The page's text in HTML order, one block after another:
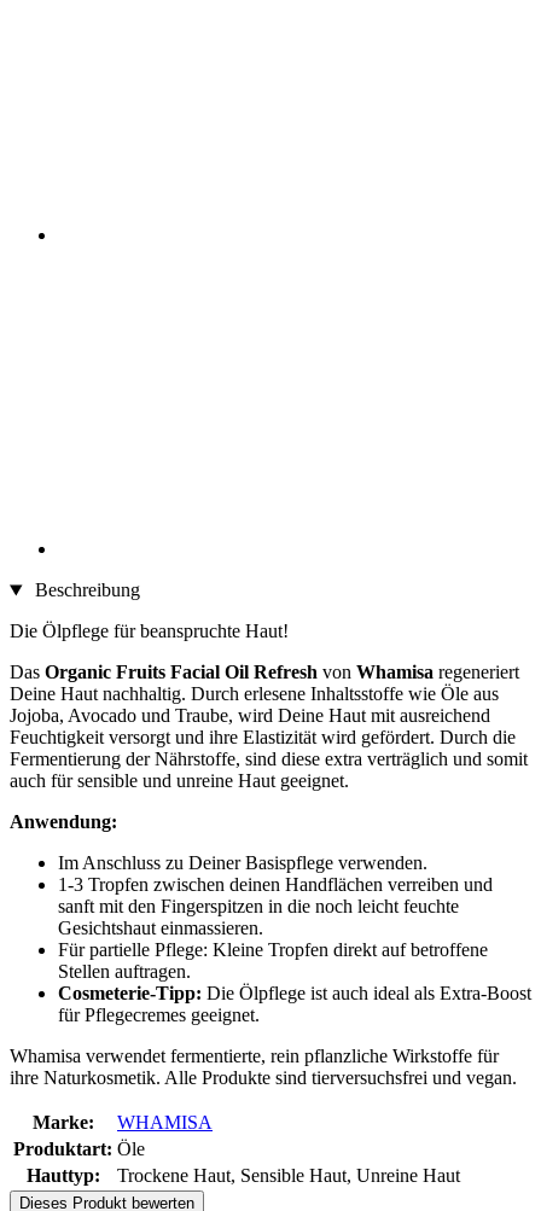
Beschreibung
Die Ölpflege für beanspruchte Haut!
Das Organic Fruits Facial Oil Refresh von Whamisa regeneriert
Deine Haut nachhaltig. Durch erlesene Inhaltsstoffe wie Öle aus
Jojoba, Avocado und Traube, wird Deine Haut mit ausreichend
Feuchtigkeit versorgt und ihre Elastizität wird gefördert. Durch die
Fermentierung der Nährstoffe, sind diese extra verträglich und somit
auch für sensible und unreine Haut geeignet.
Anwendung:
Im Anschluss zu Deiner Basispflege verwenden.
1-3 Tropfen zwischen deinen Handflächen verreiben und
sanft mit den Fingerspitzen in die noch leicht feuchte
Gesichtshaut einmassieren.
Für partielle Pflege: Kleine Tropfen direkt auf betroffene
Stellen auftragen.
Cosmeterie-Tipp: Die Ölpflege ist auch ideal als Extra-Boost
für Pflegecremes geeignet.
Whamisa verwendet fermentierte, rein pflanzliche Wirkstoffe für
ihre Naturkosmetik. Alle Produkte sind tierversuchsfrei und vegan.
Marke:
WHAMISA
Produktart: Öle
Hauttyp:
Trockene Haut, Sensible Haut, Unreine Haut
Dieses Produkt bewerten